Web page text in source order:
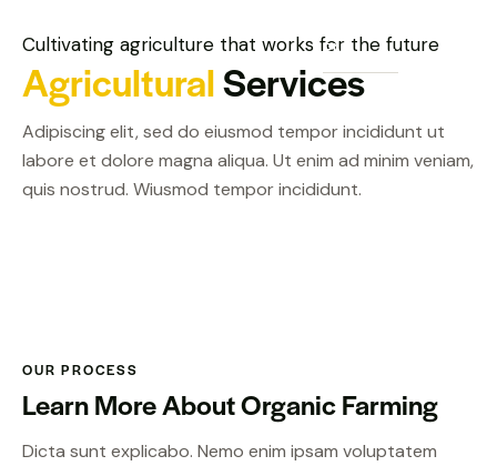
Cultivating agriculture that works for the future
AgriculturalServices
Adipiscing elit, sed do eiusmod tempor incididunt ut
labore et dolore magna aliqua. Ut enim ad minim veniam,
quis nostrud. Wiusmod tempor incididunt.
OUR PROCESS
Learn More About Organic Farming
Dicta sunt explicabo. Nemo enim ipsam voluptatem